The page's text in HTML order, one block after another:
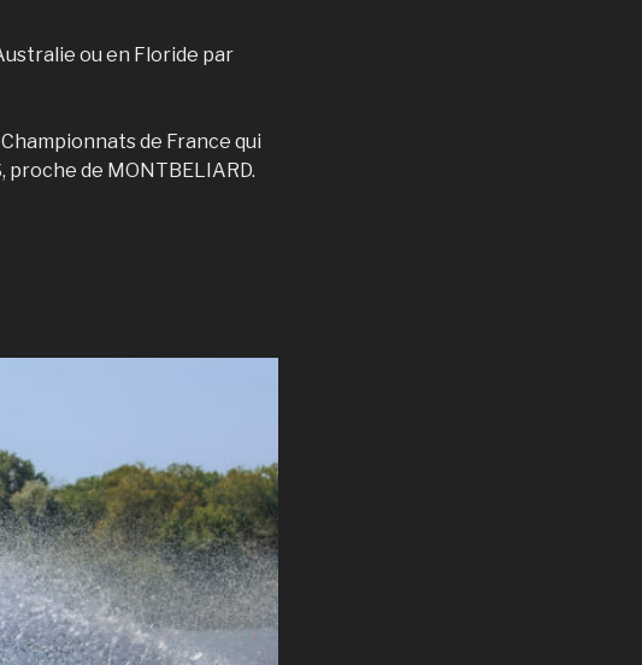
ou en Floride par
de France qui
proche de MONTBELIARD.